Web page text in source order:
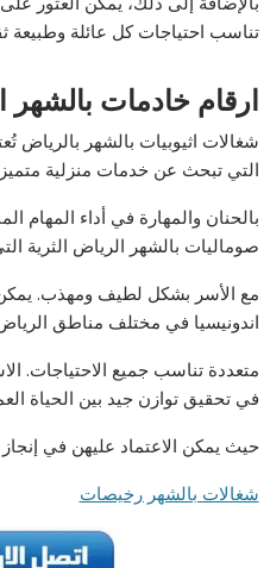
تناسب احتياجات كل عائلة وطبيعة
ارقام خادمات بالشهر
شغالات اثيوبيات بالشهر بالرياض
التي تبحث عن خدمات منزلية
بالحنان والمهارة في أداء المهام
صوماليات بالشهر الرياض الثرية
مع الأسر بشكل لطيف ومهذب.
اندونيسيا في مختلف مناطق
متعددة تناسب جميع الاحتياجات.
في تحقيق توازن جيد بين الحياة
حيث يمكن الاعتماد عليهن في إنجاز
شغالات بالشهر رخيصات